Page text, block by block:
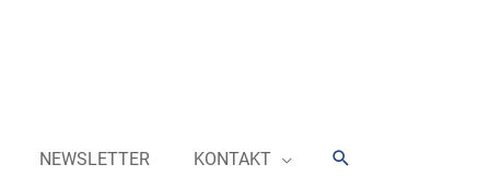
NEWSLETTER KONTAKT Suchen